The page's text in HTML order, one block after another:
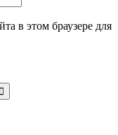
в этом браузере для